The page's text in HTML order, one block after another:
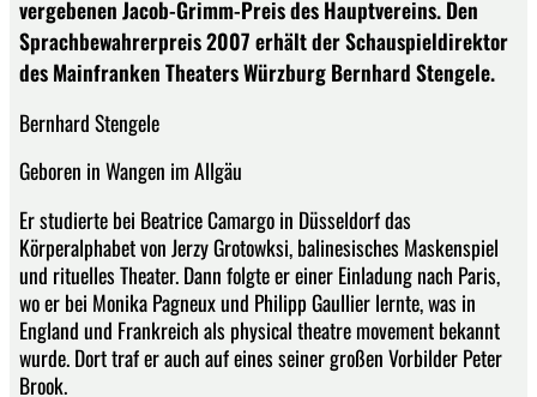
vergebenen Jacob-Grimm-Preis des Hauptvereins. Den
Sprachbewahrerpreis 2007 erhält der Schauspieldirektor
des Mainfranken Theaters Würzburg Bernhard Stengele.
Bernhard Stengele
Geboren in Wangen im Allgäu
Er studierte bei Beatrice Camargo in Düsseldorf das
Körperalphabet von Jerzy Grotowksi, balinesisches Maskenspiel
und rituelles Theater. Dann folgte er einer Einladung nach Paris,
wo er bei Monika Pagneux und Philipp Gaullier lernte, was in
England und Frankreich als physical theatre movement bekannt
wurde. Dort traf er auch auf eines seiner großen Vorbilder Peter
Brook.